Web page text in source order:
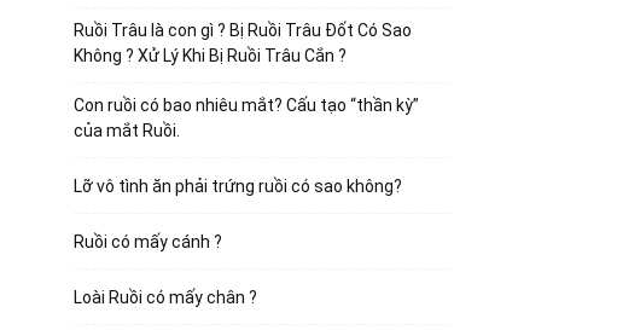
Ruồi Trâu là con gì ? Bị Ruồi Trâu Đốt Có Sao
Không ? Xử Lý Khi Bị Ruồi Trâu Cắn ?
Con ruồi có bao nhiêu mắt? Cấu tạo “thần kỳ”
của mắt Ruồi.
Lỡ vô tình ăn phải trứng ruồi có sao không?
Ruồi có mấy cánh ?
Loài Ruồi có mấy chân ?